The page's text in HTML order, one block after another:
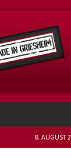
8. AUGUST